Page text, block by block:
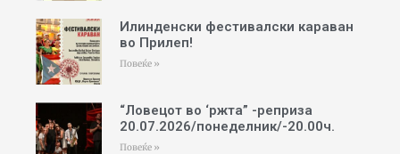
Илинденски фестивалски караван
во Прилеп!
Повеќе »
“Ловецот во ‘ржта” -реприза
20.07.2026/понеделник/-20.00ч.
Повеќе »